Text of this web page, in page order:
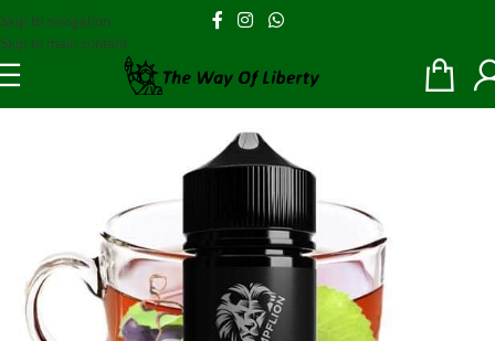
Skip to navigation
Skip to main content